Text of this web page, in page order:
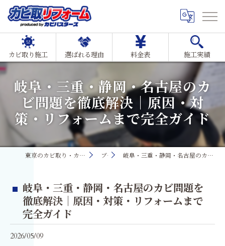
カビ取り施工 選ばれる理由 料金表 施工実績
岐阜・三重・静岡・名古屋のカ
ビ問題を徹底解決｜原因・対
策・リフォームまで完全ガイド
東京のカビ取り・カビ対策ならMIST工法®カビ取リフォーム ブログ 岐阜・三重・静岡・名古屋のカビ問題を徹底解決｜原因・対策・リフォームまで完全ガイド
岐阜・三重・静岡・名古屋のカビ問題を
徹底解決｜原因・対策・リフォームまで
完全ガイド
2026/05/09